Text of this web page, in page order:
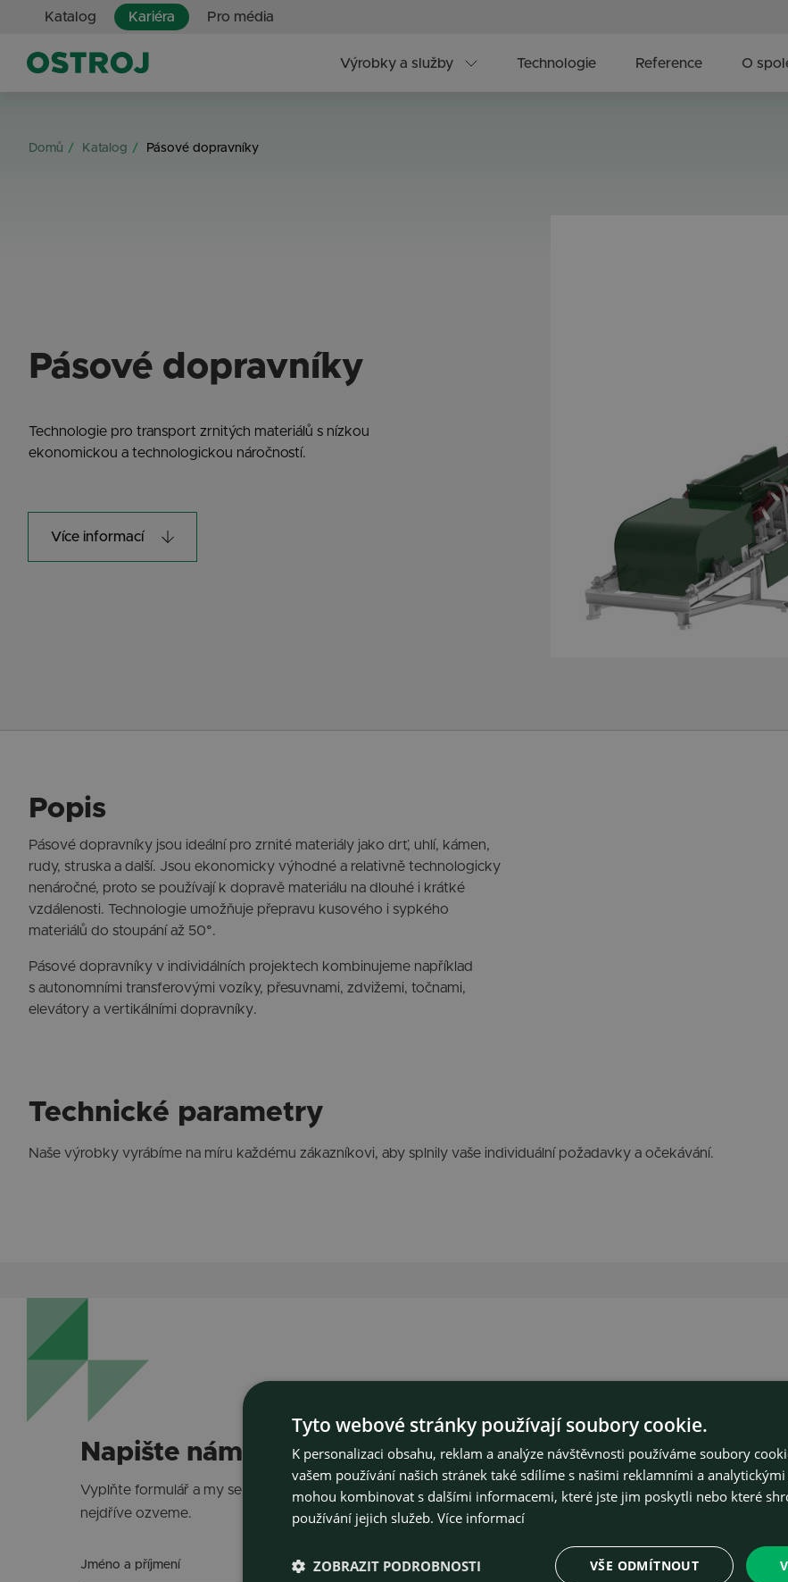
Katalog Kariéra Pro média
Výrobky a služby Technologie Reference O
Domů Katalog Pásové dopravníky
Pásové dopravníky
Technologie pro transport zrnitých materiálů s nízkou
ekonomickou a technologickou náročností.
Více informací
Popis
Pásové dopravníky jsou ideální pro zrnité materiály jako drť, uhlí, kámen,
rudy, struska a další. Jsou ekonomicky výhodné a relativně technologicky
nenáročné, proto se používají k dopravě materiálu na dlouhé i krátké
vzdálenosti. Technologie umožňuje přepravu kusového i sypkého
materiálů do stoupání až 50°.
Pásové dopravníky v individálních projektech kombinujeme například
s autonomními transferovými vozíky, přesuvnami, zdvižemi, točnami,
elevátory a vertikálními dopravníky.
Technické parametry
Naše výrobky vyrábíme na míru každému zákazníkovi, aby splnily vaše individuální požadavky a očekávání.
Napište nám
Vyplňte formulář a my se vám co
nejdříve ozveme.
Jméno a příjmení
nebo nás
napřímo
Tyto webové stránky používají soubory cookie.
K personalizaci obsahu, reklam a analýze návštěvnosti používáme soubory
vašem používání našich stránek také sdílíme s našimi reklamními a
mohou kombinovat s dalšími informacemi, které jste jim poskytli nebo které
používání jejich služeb. Více informací
VŠE ODMÍTNOUT
ZOBRAZIT PODROBNOSTI